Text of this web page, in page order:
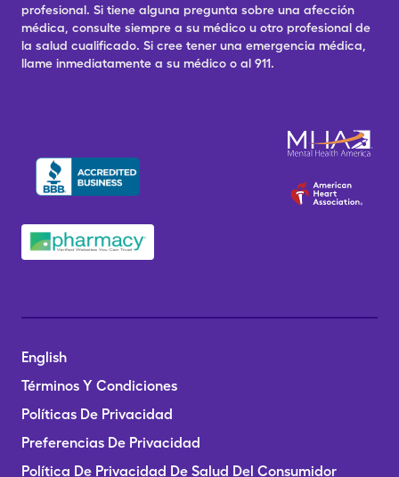
profesional. Si tiene alguna pregunta sobre una afección
médica, consulte siempre a su médico u otro profesional de
la salud cualificado. Si cree tener una emergencia médica,
llame inmediatamente a su médico o al 911.
English
Términos Y Condiciones
Políticas De Privacidad
Preferencias De Privacidad
Política De Privacidad De Salud Del Consumidor